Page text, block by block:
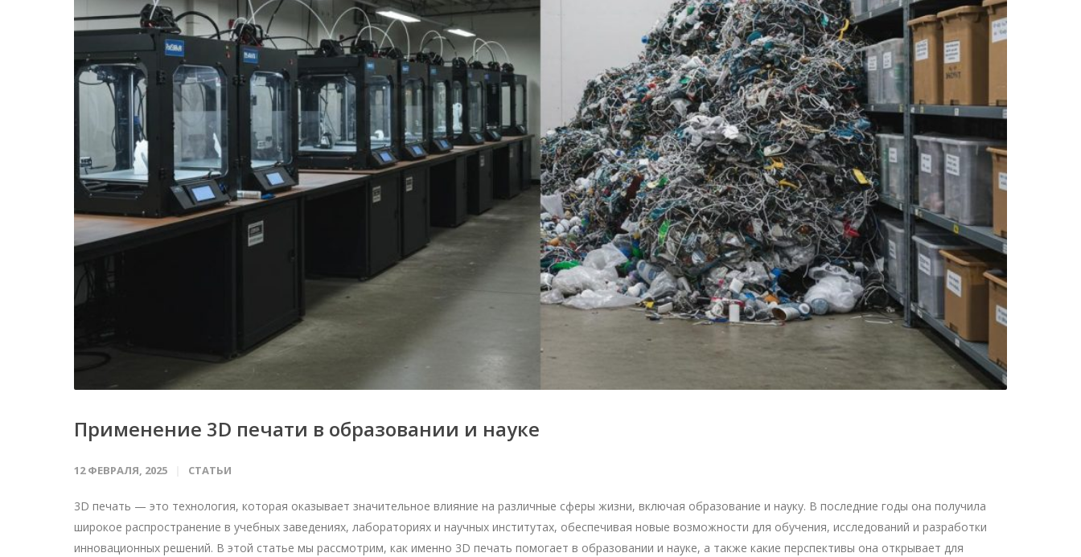
Применение 3D печати в образовании и науке
12 ФЕВРАЛЯ, 2025 СТАТЬИ
3D печать — это технология, которая оказывает значительное влияние на различные сферы жизни, включая образование и науку. В последние годы она получила
широкое распространение в учебных заведениях, лабораториях и научных институтах, обеспечивая новые возможности для обучения, исследований и разработки
инновационных решений. В этой статье мы рассмотрим, как именно 3D печать помогает в образовании и науке, а также какие перспективы она открывает для